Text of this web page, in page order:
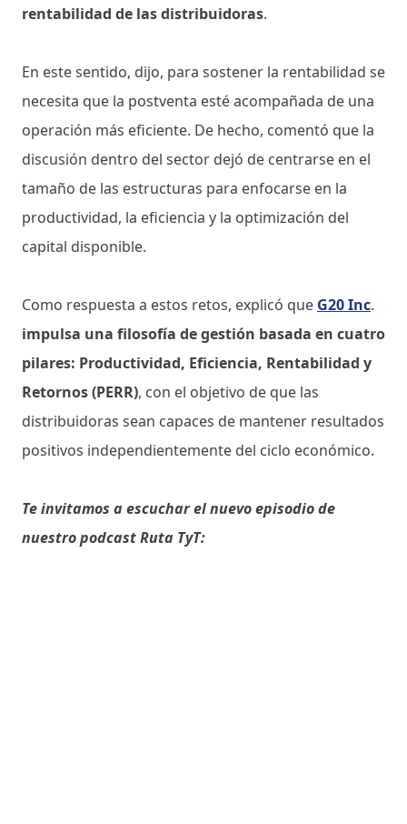
rentabilidad de las distribuidoras.
En este sentido, dijo, para sostener la rentabilidad se
necesita que la postventa esté acompañada de una
operación más eficiente. De hecho, comentó que la
discusión dentro del sector dejó de centrarse en el
tamaño de las estructuras para enfocarse en la
productividad, la eficiencia y la optimización del
capital disponible.
Como respuesta a estos retos, explicó que G20 Inc.
impulsa una filosofía de gestión basada en cuatro
pilares: Productividad, Eficiencia, Rentabilidad y
Retornos (PERR), con el objetivo de que las
distribuidoras sean capaces de mantener resultados
positivos independientemente del ciclo económico.
Te invitamos a escuchar el nuevo episodio de
nuestro podcast Ruta TyT: